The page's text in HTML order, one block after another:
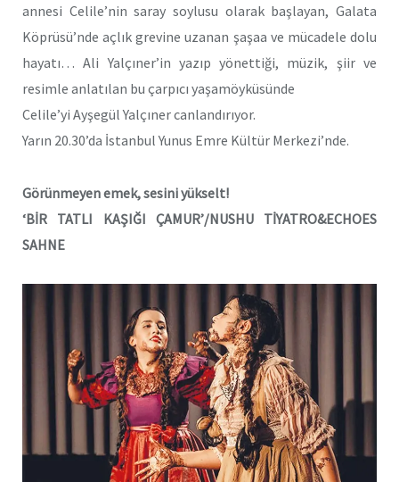
annesi Celile’nin saray soylusu olarak başlayan, Galata
Köprüsü’nde açlık grevine uzanan şaşaa ve mücadele dolu
hayatı… Ali Yalçıner’in yazıp yönettiği, müzik, şiir ve
resimle anlatılan bu çarpıcı yaşamöyküsünde
Celile’yi Ayşegül Yalçıner canlandırıyor.
Yarın 20.30’da İstanbul Yunus Emre Kültür Merkezi’nde.
Görünmeyen emek, sesini yükselt!
‘BİR TATLI KAŞIĞI ÇAMUR’/NUSHU TİYATRO&ECHOES
SAHNE